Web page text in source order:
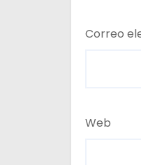
Correo
Web